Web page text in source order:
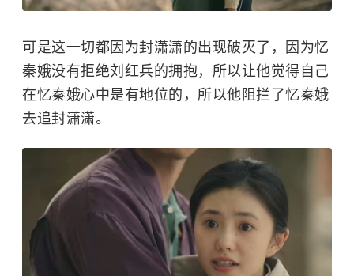
可是这一切都因为封潇潇的出现破灭了，因为忆
秦娥没有拒绝刘红兵的拥抱，所以让他觉得自己
在忆秦娥心中是有地位的，所以他阻拦了忆秦娥
去追封潇潇。